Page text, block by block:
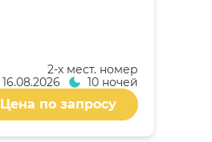
2-x мест. номер
16.08.2026 10 ночей
Цена по запросу